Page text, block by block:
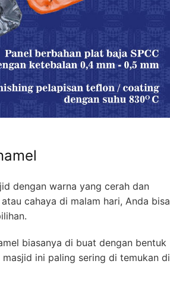
dengan warna yang cerah dan
cahaya di malam hari, Anda bisa
biasanya di buat dengan bentuk
ini paling sering di temukan di